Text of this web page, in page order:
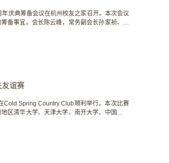
庆典筹备会议在杭州校友之家召开。本次会议
备事宜。会长陈云峰，常务副会长孙家祯、陈
理事，杭州校友之家负责人宣明东，...
友谊赛
Cold Spring Country Club顺利举⾏。本次⽐赛
区清华⼤学、天津⼤学、南开⼤学、中国人民
前5⽀球队获得优胜。...